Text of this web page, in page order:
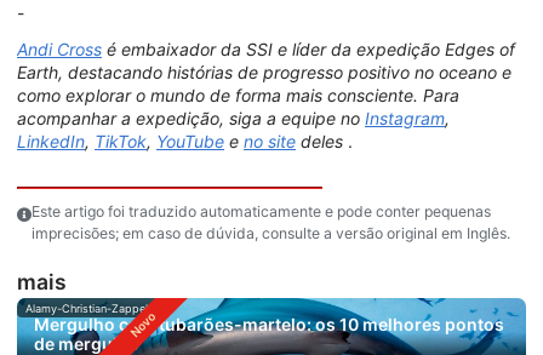
-
Andi Cross é embaixador da SSI e líder da expedição Edges of
Earth, destacando histórias de progresso positivo no oceano e
como explorar o mundo de forma mais consciente. Para
acompanhar a expedição, siga a equipe no Instagram,
LinkedIn, TikTok, YouTube e no site deles .
Este artigo foi traduzido automaticamente e pode conter pequenas
imprecisões; em caso de dúvida, consulte a versão original em Inglês.
mais
Alamy-Christian-Zappel
Mergulho com tubarões-martelo: os 10 melhores pontos
de mergulho